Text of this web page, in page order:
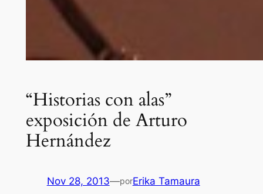
“Historias con alas”
exposición de Arturo
Hernández
Nov 28, 2013—porErika Tamaura